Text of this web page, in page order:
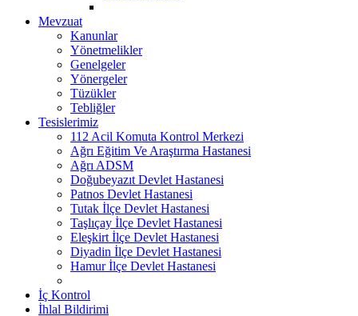
Mevzuat
Kanunlar
Yönetmelikler
Genelgeler
Yönergeler
Tüzükler
Tebliğler
Tesislerimiz
112 Acil Komuta Kontrol Merkezi
Ağrı Eğitim Ve Araştırma Hastanesi
Ağrı ADSM
Doğubeyazıt Devlet Hastanesi
Patnos Devlet Hastanesi
Tutak İlçe Devlet Hastanesi
Taşlıçay İlçe Devlet Hastanesi
Eleşkirt İlçe Devlet Hastanesi
Diyadin İlçe Devlet Hastanesi
Hamur İlçe Devlet Hastanesi
İç Kontrol
İhlal Bildirimi